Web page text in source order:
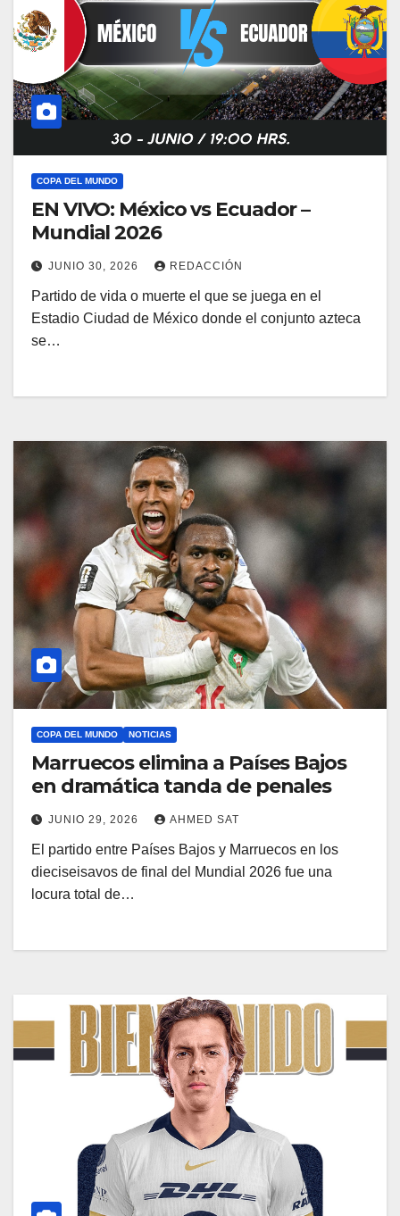
COPA DEL MUNDO
EN VIVO: México vs Ecuador –
Mundial 2026
JUNIO 30, 2026 REDACCIÓN
Partido de vida o muerte el que se juega en el
Estadio Ciudad de México donde el conjunto azteca
se…
COPA DEL MUNDO NOTICIAS
Marruecos elimina a Países Bajos
en dramática tanda de penales
JUNIO 29, 2026 AHMED SAT
El partido entre Países Bajos y Marruecos en los
dieciseisavos de final del Mundial 2026 fue una
locura total de…